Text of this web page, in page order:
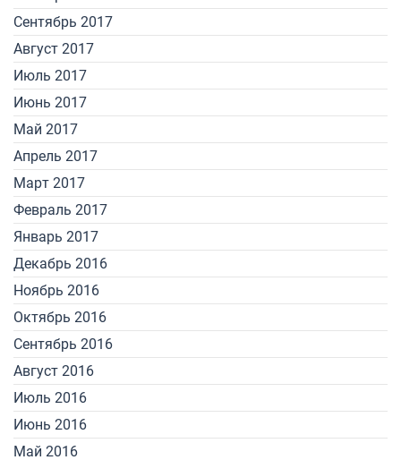
Сентябрь 2017
Август 2017
Июль 2017
Июнь 2017
Май 2017
Апрель 2017
Март 2017
Февраль 2017
Январь 2017
Декабрь 2016
Ноябрь 2016
Октябрь 2016
Сентябрь 2016
Август 2016
Июль 2016
Июнь 2016
Май 2016